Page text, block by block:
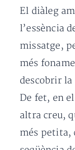
El diàleg
l’essència
missatge,
més
descobrir
De fet, en
altra creu,
més petita,